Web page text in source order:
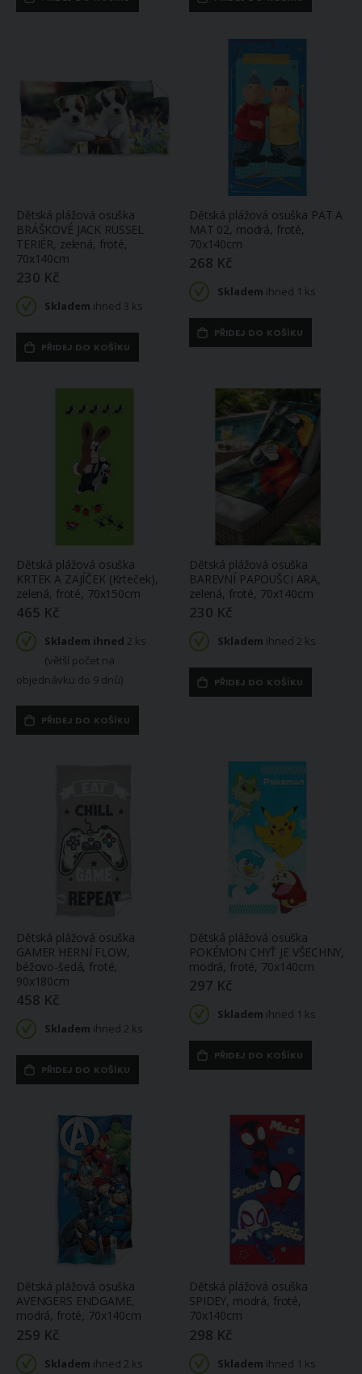
Dětská plážová osuška
BRÁŠKOVÉ JACK RUSSEL
TERIÉR, zelená, froté,
70x140cm
230 Kč
Skladem ihned 3 ks
PŘIDEJ DO KOŠÍKU
Dětská plážová osuška PAT A
MAT 02, modrá, froté,
70x140cm
268 Kč
Skladem ihned 1 ks
PŘIDEJ DO KOŠÍKU
Dětská plážová osuška
KRTEK A ZAJÍČEK (Krteček),
zelená, froté, 70x150cm
465 Kč
Skladem ihned 2 ks
(větší počet na
objednávku do 9 dnů)
PŘIDEJ DO KOŠÍKU
Dětská plážová osuška
BAREVNÍ PAPOUŠCI ARA,
zelená, froté, 70x140cm
230 Kč
Skladem ihned 2 ks
PŘIDEJ DO KOŠÍKU
Dětská plážová osuška
GAMER HERNÍ FLOW,
béžovo-šedá, froté,
90x180cm
458 Kč
Skladem ihned 2 ks
PŘIDEJ DO KOŠÍKU
Dětská plážová osuška
POKÉMON CHYŤ JE VŠECHNY,
modrá, froté, 70x140cm
297 Kč
Skladem ihned 1 ks
PŘIDEJ DO KOŠÍKU
Dětská plážová osuška
AVENGERS ENDGAME,
modrá, froté, 70x140cm
259 Kč
Skladem ihned 2 ks
Dětská plážová osuška
SPIDEY, modrá, froté,
70x140cm
298 Kč
Skladem ihned 1 ks